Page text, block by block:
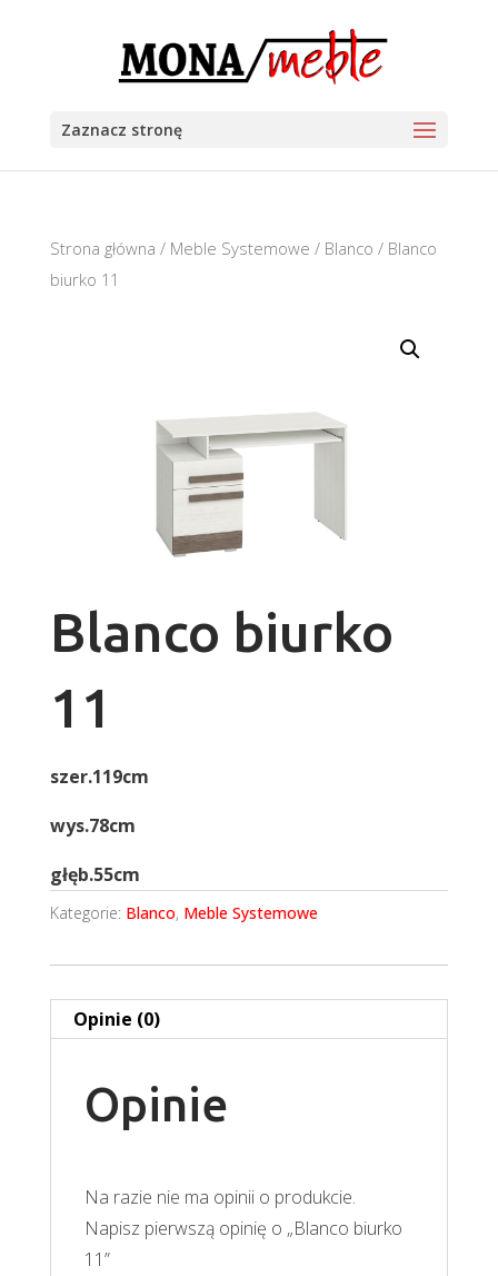
Zaznacz stronę
Strona główna / Meble Systemowe / Blanco / Blanco
biurko 11
Blanco biurko
11
szer.119cm
wys.78cm
głęb.55cm
Kategorie: Blanco, Meble Systemowe
Opinie (0)
Opinie
Na razie nie ma opinii o produkcie.
Napisz pierwszą opinię o „Blanco biurko
11”